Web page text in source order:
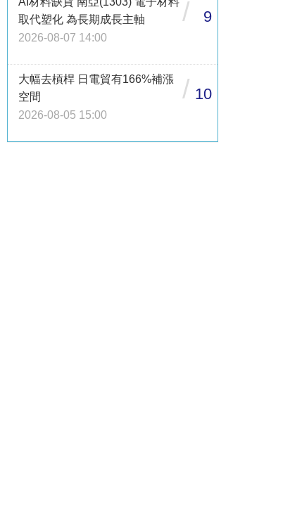
取代塑化 為長期成長主軸
2026-08-07 14:00
/ 9
大幅去槓桿 日電貿有166%補漲
空間
2026-08-05 15:00
/ 10